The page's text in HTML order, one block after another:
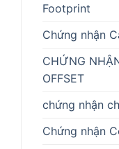
Footprint
Chứng nhận
CHỨNG
OFFSET
chứng nhận
Chứng nhận